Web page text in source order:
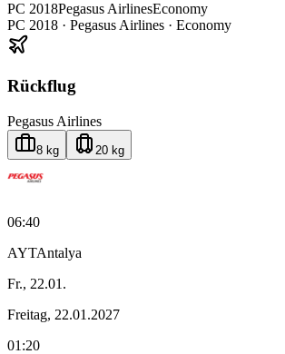
PC 2018Pegasus AirlinesEconomy
PC 2018 · Pegasus Airlines · Economy
Rückflug
Pegasus Airlines
8 kg 20 kg
06:40
AYTAntalya
Fr., 22.01.
Freitag, 22.01.2027
01:20